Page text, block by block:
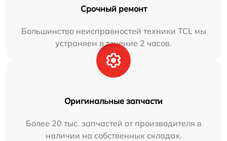
Срочный ремонт
Большинство неисправностей техники TCL мы
устраняем в течение 2 часов.
Оригинальные запчасти
Более 20 тыс. запчастей от производителя в
наличии на собственных складах.